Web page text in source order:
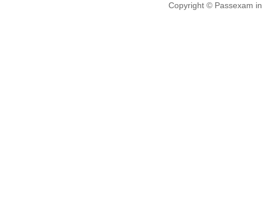
Copyright © Passexam